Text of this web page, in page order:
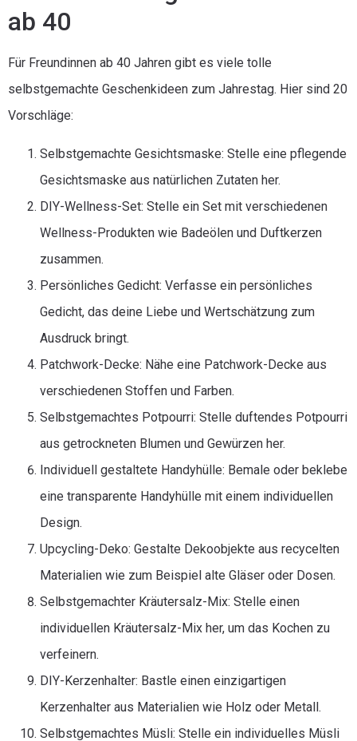
ab 40
Für Freundinnen ab 40 Jahren gibt es viele tolle
selbstgemachte Geschenkideen zum Jahrestag. Hier sind 20
Vorschläge:
Selbstgemachte Gesichtsmaske: Stelle eine pflegende
Gesichtsmaske aus natürlichen Zutaten her.
DIY-Wellness-Set: Stelle ein Set mit verschiedenen
Wellness-Produkten wie Badeölen und Duftkerzen
zusammen.
Persönliches Gedicht: Verfasse ein persönliches
Gedicht, das deine Liebe und Wertschätzung zum
Ausdruck bringt.
Patchwork-Decke: Nähe eine Patchwork-Decke aus
verschiedenen Stoffen und Farben.
Selbstgemachtes Potpourri: Stelle duftendes Potpourri
aus getrockneten Blumen und Gewürzen her.
Individuell gestaltete Handyhülle: Bemale oder beklebe
eine transparente Handyhülle mit einem individuellen
Design.
Upcycling-Deko: Gestalte Dekoobjekte aus recycelten
Materialien wie zum Beispiel alte Gläser oder Dosen.
Selbstgemachter Kräutersalz-Mix: Stelle einen
individuellen Kräutersalz-Mix her, um das Kochen zu
verfeinern.
DIY-Kerzenhalter: Bastle einen einzigartigen
Kerzenhalter aus Materialien wie Holz oder Metall.
Selbstgemachtes Müsli: Stelle ein individuelles Müsli